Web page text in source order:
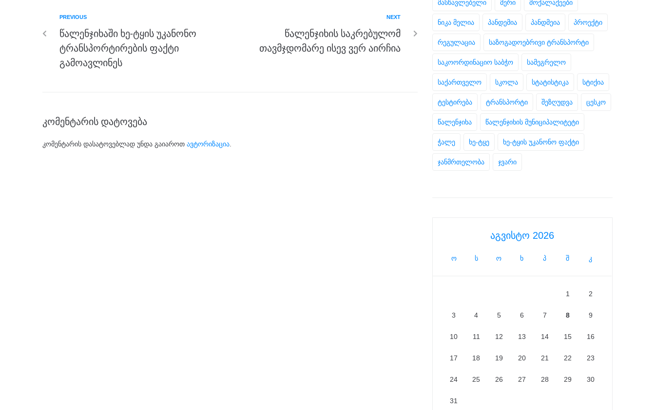
b
o
o
k
g
er
m
p
PREVIOUS
წალენჯიხაში ხე-ტყის უკანონო
ტრანსპორტირების ფაქტი
გამოავლინეს
NEXT
წალენჯიხის საკრებულომ
თავმჯდომარე ისევ ვერ აირჩია
კომენტარის დატოვება
კომენტარის დასატოვებლად უნდა გაიაროთ ავტორიზაცია
მასწავლებელი მერი მოქალაქეები
ნიკა მელია პანდემია პანდმეია პროექტი
რეგულაცია საზოგადოებრივი ტრანსპორტი
საკოორდინაციო საბჭო სამეგრელო
საქართველო სკოლა სტატისტიკა სტიქია
ტესტირება ტრანსპორტი შეზღუდვა ცესკო
წალენჯიხა წალენჯიხის მუნიციპალიტეტი
ჭალე ხე-ტყე ხე-ტყის უკანონო ფაქტი
ჯანმრთელობა ჯვარი
აგვისტო 2026
ო ს ო ხ პ შ კ
1 2
3 4 5 6 7 8 9
10 11 12 13 14 15 16
17 18 19 20 21 22 23
24 25 26 27 28 29 30
31